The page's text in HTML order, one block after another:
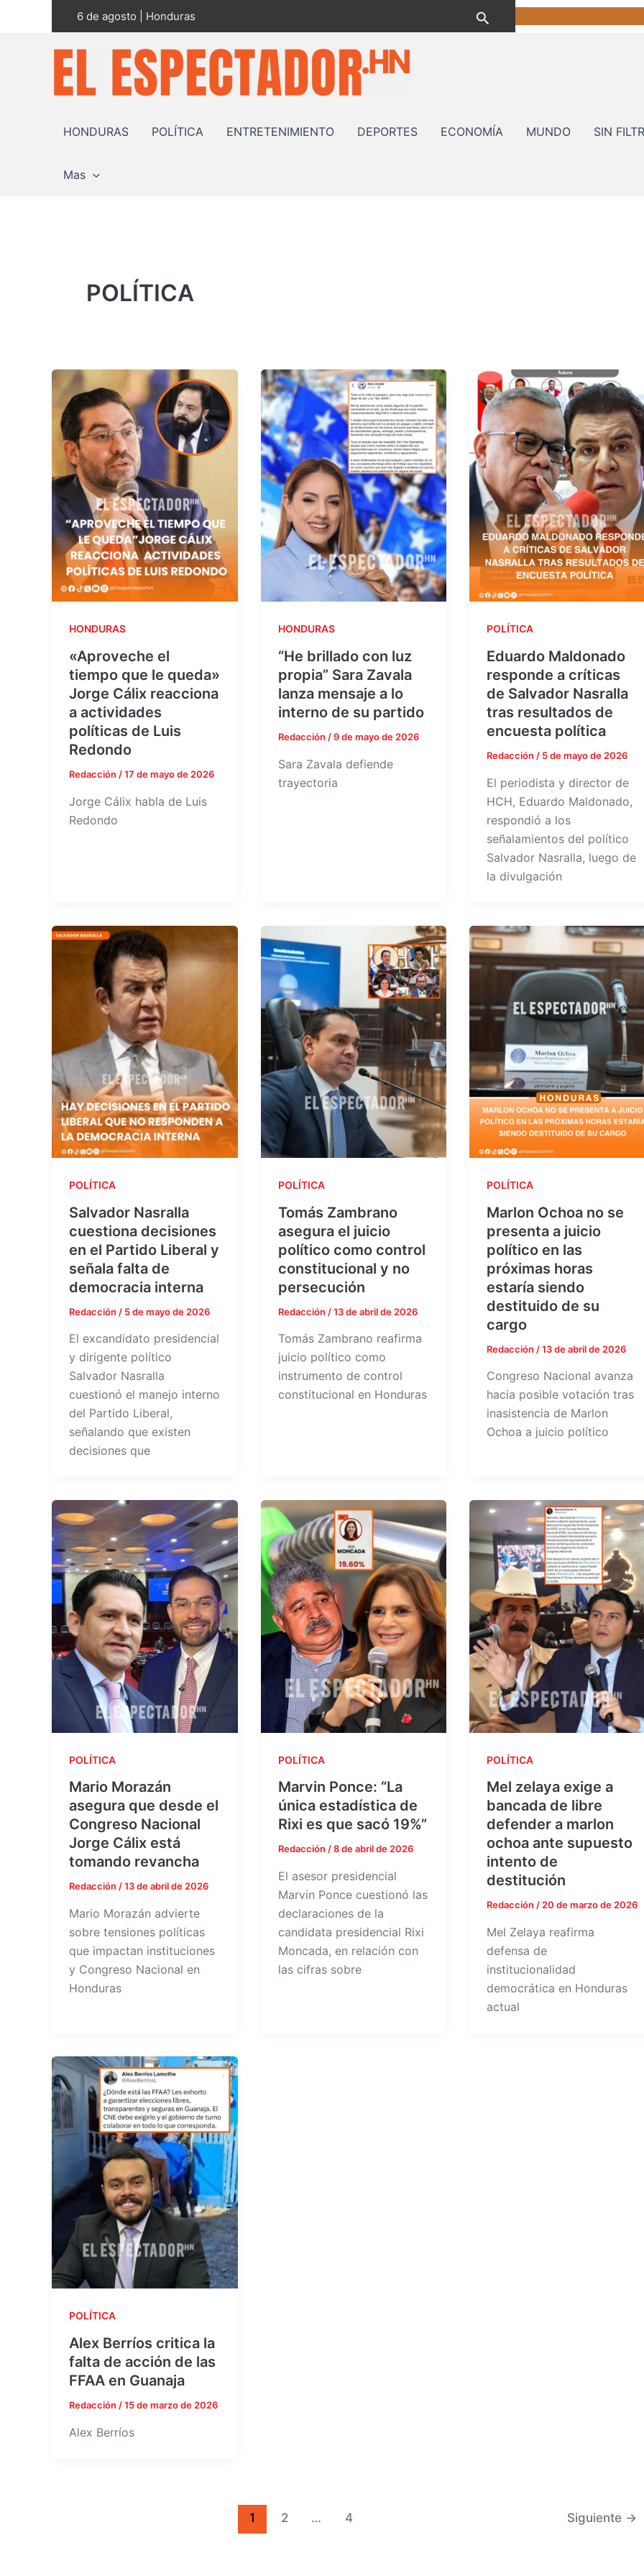
6 de agosto | Honduras Buscar
HONDURAS POLÍTICA ENTRETENIMIENTO DEPORTES ECONOMÍA MUNDO SIN
Mas
POLÍTICA
HONDURAS
«Aproveche el
tiempo que le queda»
Jorge Cálix reacciona
a actividades
políticas de Luis
Redondo
Redacción /17 de mayo de 2026
Jorge Cálix habla de Luis
Redondo
HONDURAS
“He brillado con luz
propia” Sara Zavala
lanza mensaje a lo
interno de su partido
Redacción /9 de mayo de 2026
Sara Zavala defiende
trayectoria
POLÍTICA
Eduardo Maldonado
responde a críticas
de Salvador Nasralla
tras resultados de
encuesta política
Redacción / 5 de mayo de 2026
El periodista y director de
HCH, Eduardo Maldonado,
respondió a los
señalamientos del político
Salvador Nasralla, luego de
la divulgación
POLÍTICA
Salvador Nasralla
cuestiona decisiones
en el Partido Liberal y
señala falta de
democracia interna
Redacción / 5 de mayo de 2026
El excandidato presidencial
y dirigente político
Salvador Nasralla
cuestionó el manejo interno
del Partido Liberal,
señalando que existen
decisiones que
POLÍTICA
Tomás Zambrano
asegura el juicio
político como control
constitucional y no
persecución
Redacción /13 de abril de 2026
Tomás Zambrano reafirma
juicio político como
instrumento de control
constitucional en Honduras
POLÍTICA
Marlon Ochoa no se
presenta a juicio
político en las
próximas horas
estaría siendo
destituido de su
cargo
Redacción /13 de abril de 2026
Congreso Nacional avanza
hacia posible votación tras
inasistencia de Marlon
Ochoa a juicio político
POLÍTICA
Mario Morazán
asegura que desde el
Congreso Nacional
Jorge Cálix está
tomando revancha
Redacción /13 de abril de 2026
Mario Morazán advierte
sobre tensiones políticas
que impactan instituciones
y Congreso Nacional en
Honduras
POLÍTICA
Marvin Ponce: “La
única estadística de
Rixi es que sacó 19%”
Redacción /8 de abril de 2026
El asesor presidencial
Marvin Ponce cuestionó las
declaraciones de la
candidata presidencial Rixi
Moncada, en relación con
las cifras sobre
POLÍTICA
Mel zelaya exige a
bancada de libre
defender a marlon
ochoa ante supuesto
intento de
destitución
Redacción/20 de marzo de 2026
Mel Zelaya reafirma
defensa de
institucionalidad
democrática en Honduras
actual
POLÍTICA
Alex Berríos critica la
falta de acción de las
FFAA en Guanaja
Redacción /15 de marzo de 2026
Alex Berríos
1 2 … 4 Siguiente →